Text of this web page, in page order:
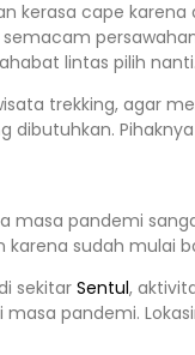
kerasa cape
lintas pilih nanti.
trekking, agar
dibutuhkan.
masa pandemi
karena sudah
sekitar Sentul,
pandemi.